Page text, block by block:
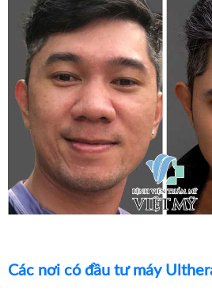
Các nơi có đầu tư máy